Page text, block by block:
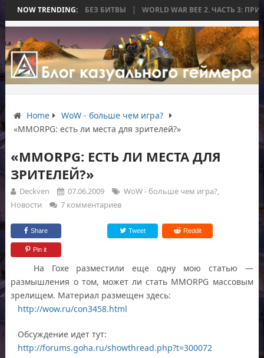
NOW TRENDING:
ЗАКОНЧИЛАСЬ БЕЗ БИТВЫ WORLD WAR BEE 2. ЧАСТЬ 3:
Home
WoW - больше чем игра?
«MMORPG: есть ли места для зрителей?»
«MMORPG: ЕСТЬ ЛИ МЕСТА ДЛЯ
ЗРИТЕЛЕЙ?»
Deckven 07.06.2009 WoW - больше чем игра?
Новости
7 комментариев
Share Tweet Reddit
Pin it
На Гохе разместили еще одну мою статью —
размышления о том, может ли стать MMORPG массовым
зрелищем. Материал размещен здесь:
http://wow.ru/con3458.html
Обсуждение идет тут:
http://forums.goha.ru/showthread.php?t=300072